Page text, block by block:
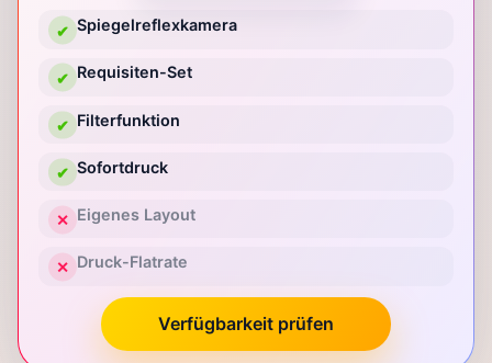
✔ Spiegelreflexkamera
✔ Requisiten-Set
✔ Filterfunktion
✔ Sofortdruck
✕ Eigenes Layout
✕ Druck-Flatrate
Verfügbarkeit prüfen